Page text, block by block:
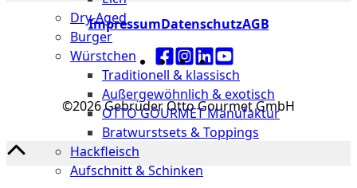
Dry-Aged
Burger
Würstchen
Traditionell & klassisch
Außergewöhnlich & exotisch
OTTO GOURMET Manufaktur
Bratwurstsets & Toppings
Hackfleisch
Aufschnitt & Schinken
ImpressumDatenschutzAGB
©2026 Gebrüder Otto Gourmet GmbH